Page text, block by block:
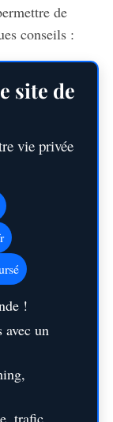
de
conseils :
site de
vie privée
!
un
trafic